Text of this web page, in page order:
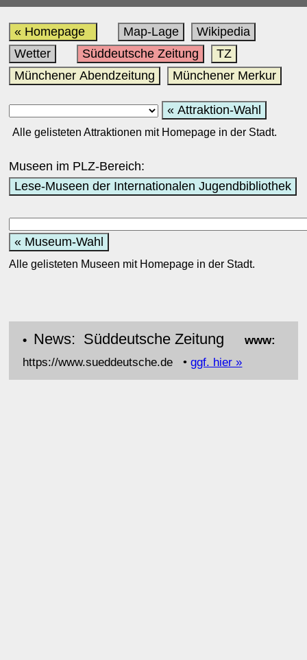
« Homepage Map-Lage
Wikipedia
Wetter
Süddeutsche Zeitung
TZ
Münchener Abendzeitung
Münchener Merkur
« Attraktion-Wahl
Alle gelisteten Attraktionen mit Homepage in der Stadt.
Museen im PLZ-Bereich:
Lese-Museen der Internationalen Jugendbibliothek
« Museum-Wahl
Alle gelisteten Museen mit Homepage in der Stadt.
• News: Süddeutsche Zeitungwww:
https://www.sueddeutsche.de •ggf. hier »